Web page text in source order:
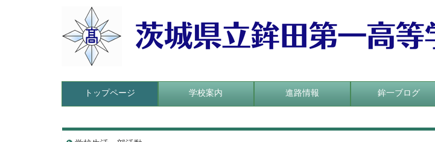
トップページ 学校案内 進路情報 鉾一ブログ